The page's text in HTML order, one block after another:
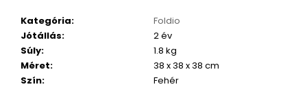
Kategória:
Foldio
Jótállás:
2 év
Súly:
1.8 kg
Méret:
38 x 38 x 38 cm
Szín: Fehér